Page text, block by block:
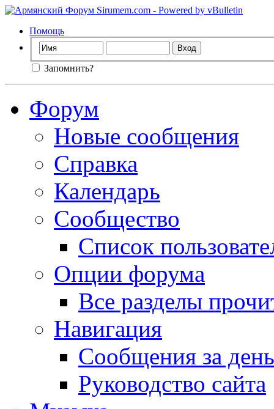
Помощь
Запомнить?
Форум
Новые сообщения
Справка
Календарь
Сообщество
Список
Опции форума
Все разделы
Навигация
Сообщения за день
Руководство сайта